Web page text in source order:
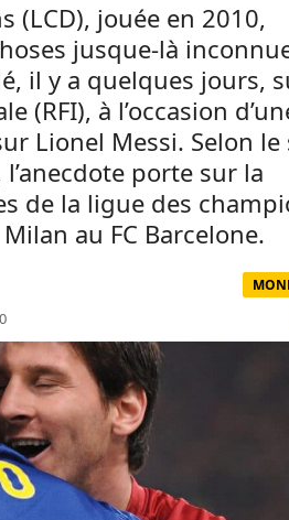
(LCD), jouée en 2010,
jusque-là
il y a quelques jours,
(RFI), à l’occasion
Lionel Messi. Selon le
porte sur la
de la ligue des
au FC Barcelone.